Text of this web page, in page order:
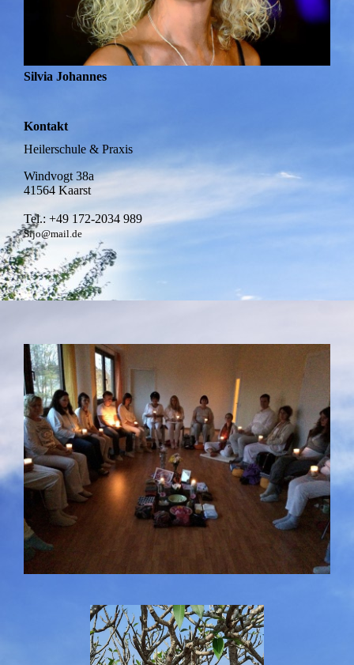
Silvia Johannes
Kontakt
Heilerschule & Praxis
Windvogt 38a
41564 Kaarst
Tel.: +49 172-2034 989
Sijo@mail.de